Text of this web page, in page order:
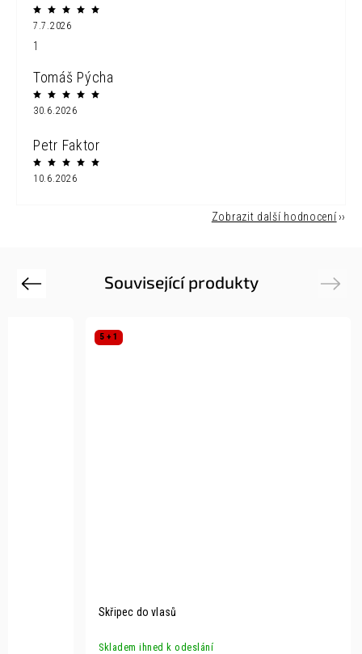
7.7.2026
1
Tomáš Pýcha
30.6.2026
Petr Faktor
10.6.2026
Zobrazit další hodnocení
Související produkty
Previous
5 + 1
Skřipec do vlasů
Skladem ihned k odeslání
Next